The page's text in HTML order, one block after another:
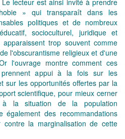
» qui transparaît dans les
politiques et de nombreux
socioculturel, juridique et
trop souvent comme
l'obscurantisme religieux et d'une
l'ouvrage montre comment ces
appui à la fois sur les
sur les opportunités offertes par la
scientifique, pour mieux cerner
la situation de la population
également des recommandations
la marginalisation de cette